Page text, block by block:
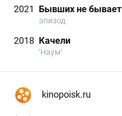
2021
Бывших не бывает
эпизод
2018 Качели
'Наум'
kinopoisk.ru